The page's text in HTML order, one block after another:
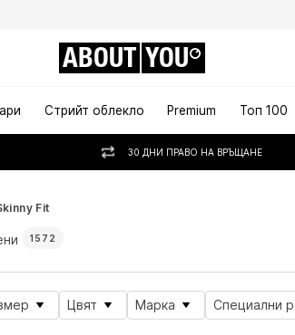
ABOUT YOU
Стрийт облекло Premium Топ 100
30 ДНИ ПРАВО НА ВРЪЩАНЕ
Fit
1572
Цвят Марка Специални